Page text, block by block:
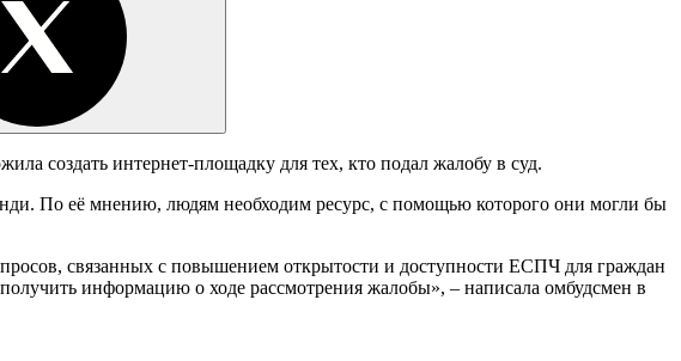
создать интернет-площадку для тех, кто подал жалобу в суд.
По её мнению, людям необходим ресурс, с помощью которого они могли бы
связанных с повышением открытости и доступности ЕСПЧ для граждан
информацию о ходе рассмотрения жалобы», – написала омбудсмен в